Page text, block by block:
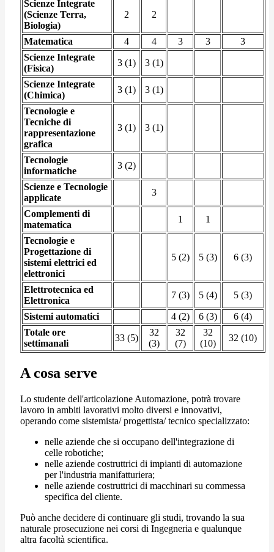
Scienze Integrate
(Scienze Terra,
Biologia)
2 2
Matematica 4 4 3 3
3
Scienze Integrate
(Fisica)
3 (1) 3 (1)
Scienze Integrate
(Chimica)
3 (1) 3 (1)
Tecnologie e
Tecniche di
rappresentazione
grafica
3 (1) 3 (1)
Tecnologie
informatiche
3 (2)
Scienze e Tecnologie
applicate
3
Complementi di
matematica
1 1
Tecnologie e
Progettazione di
sistemi elettrici ed
elettronici
5 (2) 5 (3) 6 (3)
Elettrotecnica ed
Elettronica
7 (3) 5 (4) 5 (3)
Sistemi automatici 4 (2) 6 (3)
6 (4)
Totale ore
settimanali
33 (5)
32
(3)
32
(7)
32
(10)
32 (10)
A cosa serve
Lo studente dell'articolazione Automazione, potrà trovare
lavoro in ambiti lavorativi molto diversi e innovativi,
operando come sistemista/ progettista/ tecnico specializzato:
nelle aziende che si occupano dell'integrazione di
celle robotiche;
nelle aziende costruttrici di impianti di automazione
per l'industria manifatturiera;
nelle aziende costruttrici di macchinari su commessa
specifica del cliente.
Può anche decidere di continuare gli studi, trovando la sua
naturale prosecuzione nei corsi di Ingegneria e qualunque
altra facoltà scientifica.